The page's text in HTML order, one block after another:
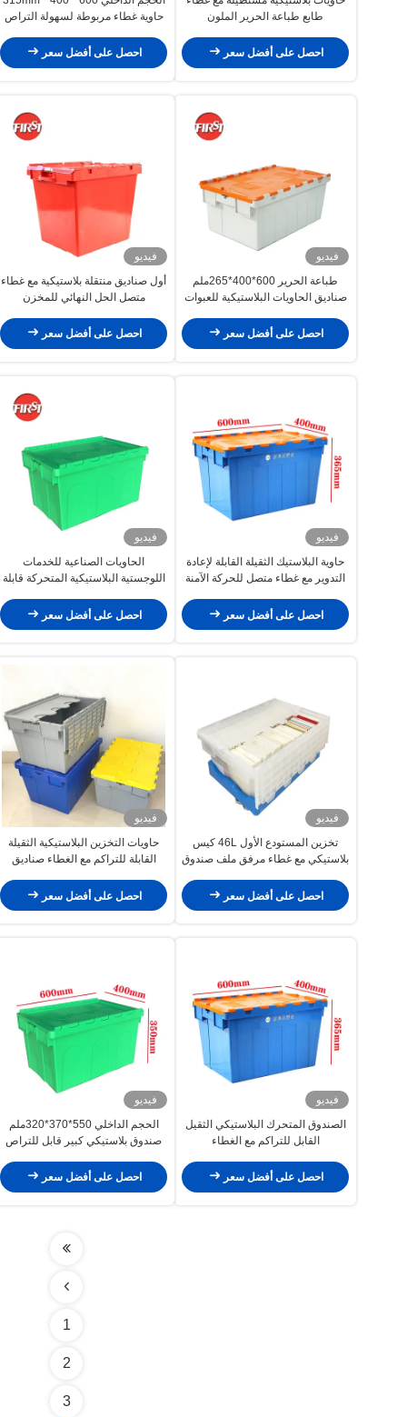
طابع طباعة الحرير الملون
احصل على أفضل سعر
حاوية غطاء مربوطة لسهولة التراص
احصل على أفضل سعر
فيديو
طباعة الحرير 600*400*265ملم
صناديق الحاويات البلاستيكية للعبوات
احصل على أفضل سعر
فيديو
أول صناديق منتقلة بلاستيكية مع غطاء
متصل الحل النهائي للمخزن
احصل على أفضل سعر
فيديو
حاوية البلاستيك الثقيلة القابلة لإعادة
التدوير مع غطاء متصل للحركة الآمنة
احصل على أفضل سعر
فيديو
الحاويات الصناعية للخدمات
اللوجستية البلاستيكية المتحركة قابلة
احصل على أفضل سعر
فيديو
تخزين المستودع الأول 46L كيس
بلاستيكي مع غطاء مرفق ملف صندوق
بلاستيكي
احصل على أفضل سعر
فيديو
حاويات التخزين البلاستيكية الثقيلة
القابلة للتراكم مع الغطاء صناديق
احصل على أفضل سعر
فيديو
الصندوق المتحرك البلاستيكي الثقيل
القابل للتراكم مع الغطاء
احصل على أفضل سعر
فيديو
الحجم الداخلي 550*370*320ملم
صندوق بلاستيكي كبير قابل للتراص
احصل على أفضل سعر
1
2
3